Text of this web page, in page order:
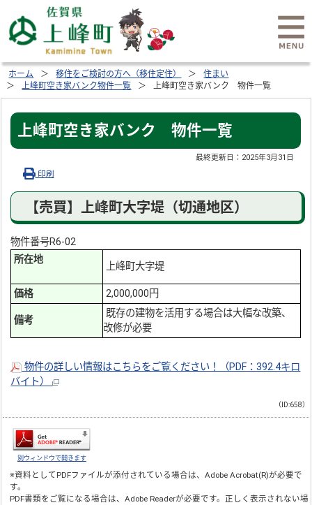
ホーム 移住をご検討の方へ（移住定住）
住まい
上峰町空き家バンク物件一覧
上峰町空き家バンク 物件一覧
上峰町空き家バンク 物件一覧
最終更新日： 2025年3月31日
印刷
【売買】上峰町大字堤（切通地区）
物件番号R6-02
所在地
上峰町大字堤
価格 2,000,000円
備考
既存の建物を活用する場合は大幅な改築、
改修が必要
物件の詳しい情報はこちらをご覧ください！（PDF：392.4キロ
バイト）
（ID:658）
別ウィンドウで開きます
※資料としてPDFファイルが添付されている場合は、Adobe Acrobat(R)が必要で
す。
PDF書類をご覧になる場合は、Adobe Readerが必要です。正しく表示されない場